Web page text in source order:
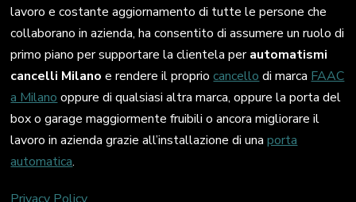
lavoro e costante aggiornamento di tutte le persone che
collaborano in azienda, ha consentito di assumere un ruolo di
primo piano per supportare la clientela perautomatismi
cancelli Milano e rendere il propriocancello di marca FAAC
a Milano oppure di qualsiasi altra marca, oppure la porta del
box o garage maggiormente fruibili o ancora migliorare il
lavoro in azienda grazie all’installazione di unaporta
automatica.